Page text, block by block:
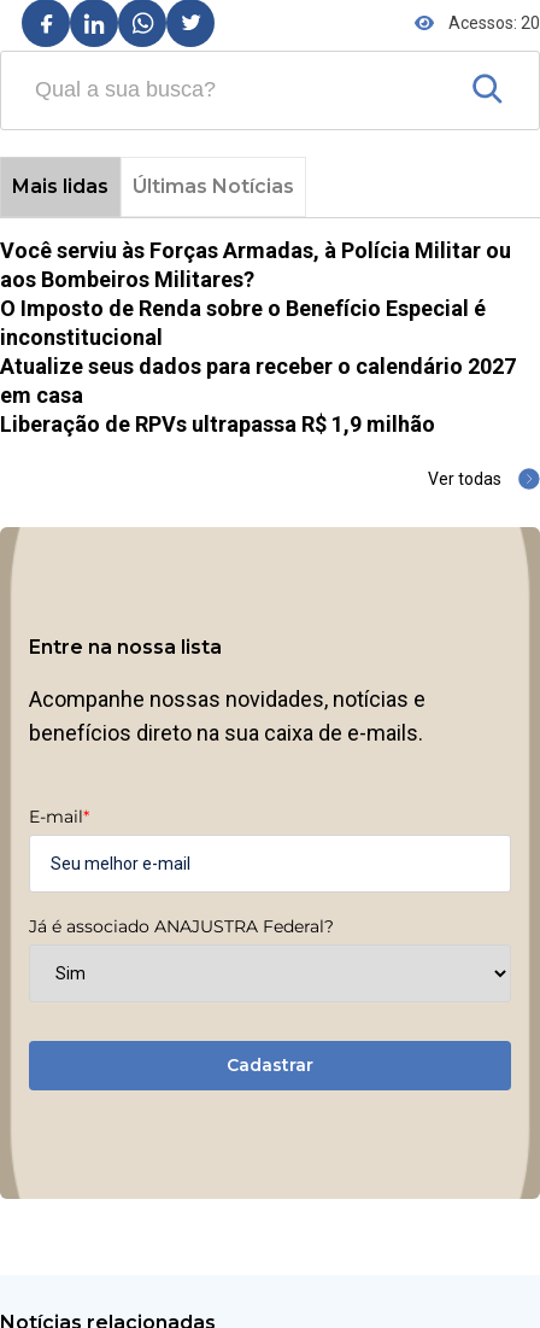
Acessos: 20
Mais lidas Últimas Notícias
Você serviu às Forças Armadas, à Polícia Militar ou
aos Bombeiros Militares?
O Imposto de Renda sobre o Benefício Especial é
inconstitucional
Atualize seus dados para receber o calendário 2027
em casa
Liberação de RPVs ultrapassa R$ 1,9 milhão
Ver todas
Entre na nossa lista
Acompanhe nossas novidades, notícias e
benefícios direto na sua caixa de e-mails.
E-mail*
Já é associado ANAJUSTRA Federal?
Cadastrar
Notícias relacionadas